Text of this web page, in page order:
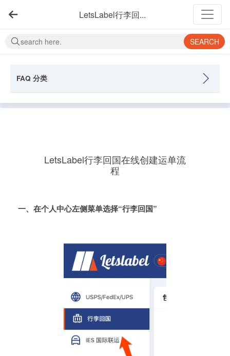
LetsLabel行李回...
SEARCH
FAQ 分类
LetsLabel行李回国在线创建运单流
程
一、在个人中心左侧菜单选择“行李回国”